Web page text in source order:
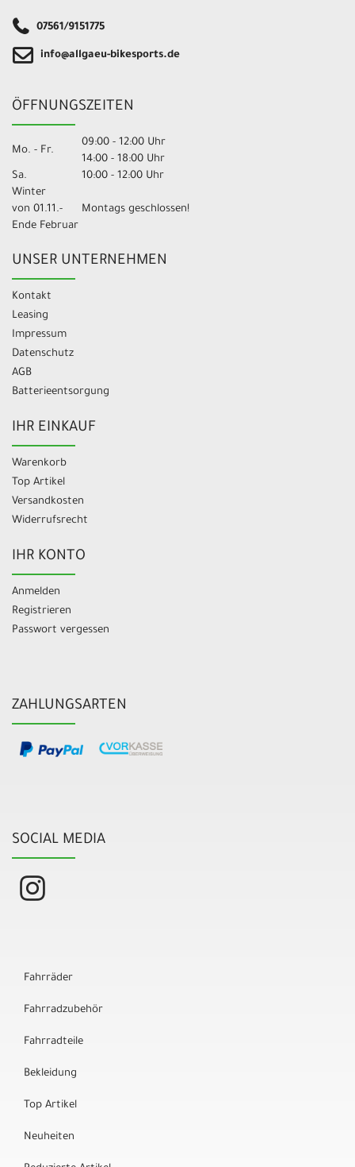
07561/9151775
info@allgaeu-bikesports.de
ÖFFNUNGSZEITEN
Mo. - Fr.
09:00 - 12:00 Uhr
14:00 - 18:00 Uhr
Sa.
10:00 - 12:00 Uhr
Winter
von 01.11.-
Ende Februar
Montags geschlossen!
UNSER UNTERNEHMEN
Kontakt
Leasing
Impressum
Datenschutz
AGB
Batterieentsorgung
IHR EINKAUF
Warenkorb
Top Artikel
Versandkosten
Widerrufsrecht
IHR KONTO
Anmelden
Registrieren
Passwort vergessen
ZAHLUNGSARTEN
SOCIAL MEDIA
Fahrräder
Fahrradzubehör
Fahrradteile
Bekleidung
Top Artikel
Neuheiten